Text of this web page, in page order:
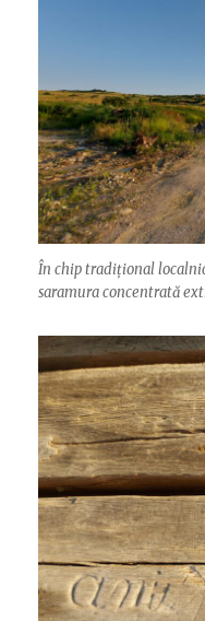
În chip tradițional
saramura concentrată